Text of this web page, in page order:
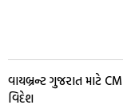
વાયબ્રન્ટ ગુજરાત માટે
વિદેશ